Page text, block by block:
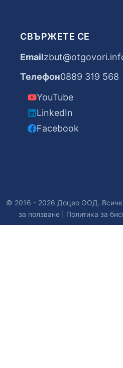
СВЪРЖЕТЕ СЕ
Email
Телефон0889 319 568
YouTube
LinkedIn
Facebook
© 2016 - 2026 Доцео ООД.
за ползване| Политика за